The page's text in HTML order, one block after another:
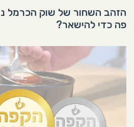
הזהב השחור של שוק הכרמל
פה כדי להישאר?